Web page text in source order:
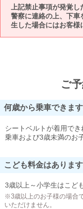
上記禁止事項が発覚
警察に連絡の上、下車
生した場合にはお客様
ご
何歳から乗車できま
シートベルトが着用で
乗車および3歳未満のお
こども料金はありま
3歳以上～小学生はこど
※3歳以上のお子様の場合
いただけません。